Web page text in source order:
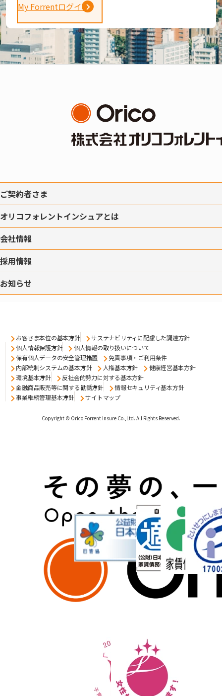
My Forrentログイン
ご契約者さま
オリコフォレントインシュアとは
会社情報
採用情報
お知らせ
お客さま本位の基本方針
サステナビリティに配慮した調達方針
個人情報保護方針
個人情報の取り扱いについて
保有個人データの安全管理措置
免責事項・ご利用条件
内部統制システムの基本方針
人権基本方針
健康経営基本方針
環境基本方針
反社会的勢力に対する基本方針
金融商品販売等に関する勧誘方針
情報セキュリティ基本方針
事業継続管理基本方針
サイトマップ
Copyright © Orico Forrent Insure Co.,Ltd. All Rights Reserved.